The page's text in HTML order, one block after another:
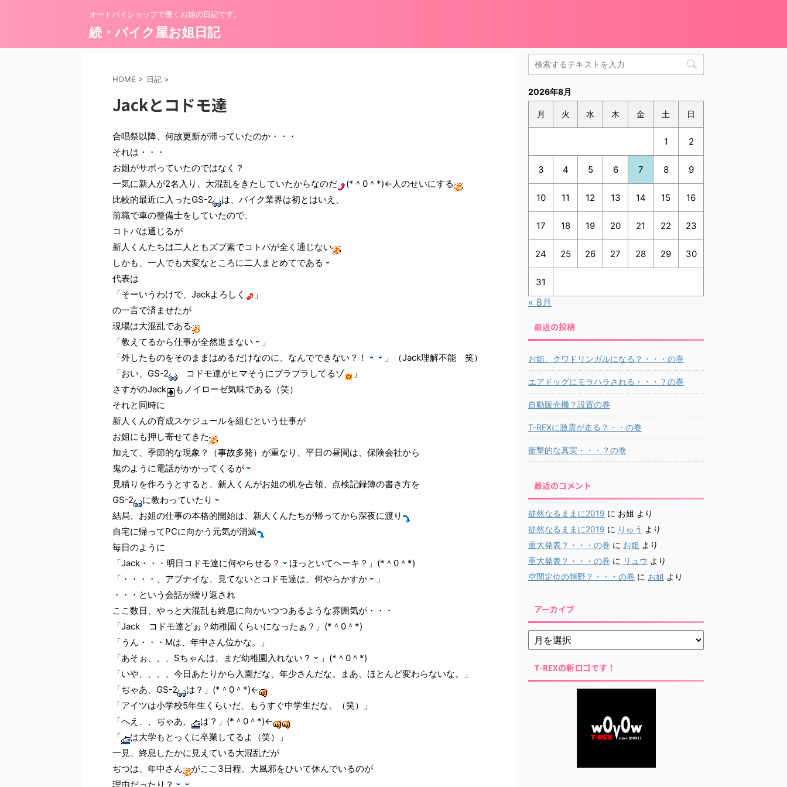
オートバイショップで働くお姐の日記です。
続・バイク屋お姐日記
HOME > 日記 >
Jackとコドモ達
合唱祭以降、何故更新が滞っていたのか・・・
それは・・・
お姐がサボっていたのではなく？
一気に新人が2名入り、大混乱をきたしていたからなのだ
(*＾0＾*)←人のせいにする
比較的最近に入ったGS-2
は、バイク業界は初とはいえ、
前職で車の整備士をしていたので、
コトバは通じるが
新人くんたちは二人ともズブ素でコトバが全く通じない
しかも、一人でも大変なところに二人まとめてである
代表は
「そーいうわけで、Jackよろしく
」
の一言で済ませたが
現場は大混乱である
「教えてるから仕事が全然進まない
」
「外したものをそのままはめるだけなのに、なんでできない？！
」（Jack理解不能 笑）
「おい、GS-2
コドモ達がヒマそうにプラプラしてるゾ
」
さすがのJack
もノイローゼ気味である（笑）
それと同時に
新人くんの育成スケジュールを組むという仕事が
お姐にも押し寄せてきた
加えて、季節的な現象？（事故多発）が重なり、平日の昼間は、保険会社から
鬼のように電話がかかってくるが
見積りを作ろうとすると、新人くんがお姐の机を占領、点検記録簿の書き方を
GS-2
に教わっていたり
結局、お姐の仕事の本格的開始は、新人くんたちが帰ってから深夜に渡り
自宅に帰ってPCに向かう元気が消滅
毎日のように
「Jack・・・明日コドモ達に何やらせる？
ほっといてヘーキ？」(*＾0＾*)
「・・・・、アブナイな、見てないとコドモ達は、何やらかすか
」
・・・という会話が繰り返され
ここ数日、やっと大混乱も終息に向かいつつあるような雰囲気が・・・
「Jack コドモ達どぉ？幼稚園くらいになったぁ？」(*＾0＾*)
「うん・・・Mは、年中さん位かな。」
「あそぉ、、、Sちゃんは、まだ幼稚園入れない？
」(*＾0＾*)
「いや、、、、今日あたりから入園だな、年少さんだな。まあ、ほとんど変わらないな。」
「ぢゃあ、GS-2
は？」(*＾0＾*)←
「アイツは小学校5年生くらいだ、もうすぐ中学生だな。（笑）」
「へえ、、ぢゃあ、
は？」(*＾0＾*)←
「
は大学もとっくに卒業してるよ（笑）」
一見、終息したかに見えている大混乱だが
ぢつは、年中さん
がここ3日程、大風邪をひいて休んでいるのが
理由だったり？
2026年8月
月 火 水 木 金 土 日
1 2
3 4 5 6 7 8 9
10 11 12 13 14 15 16
17 18 19 20 21 22 23
24 25 26 27 28 29 30
31
« 8月
最近の投稿
お姐、クワドリンガルになる？・・・の巻
エアドッグにモラハラされる・・・？の巻
自動販売機？設置の巻
T-REXに激震が走る？・・の巻
衝撃的な真実・・・？の巻
最近のコメント
徒然なるままに2019 に お姐 より
徒然なるままに2019 に りゅう より
重大発表？・・・の巻 に お姐 より
重大発表？・・・の巻 に リュウ より
空間定位の領野？・・・の巻 に お姐 より
アーカイブ
T-REXの新ロゴです！